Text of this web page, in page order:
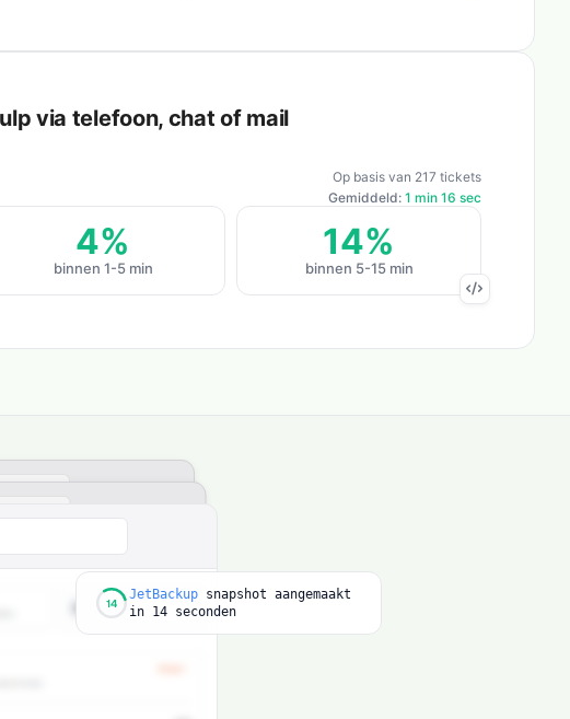
via telefoon, chat of mail
Op basis van 217 tickets
Gemiddeld: 1 min 16 sec
4%
binnen 1-5 min
14%
binnen 5-15 min
Gratis migratie voltooid - 4.2GB
succesvol overgezet
14
JetBackup snapshot aangemaakt
in 14 seconden